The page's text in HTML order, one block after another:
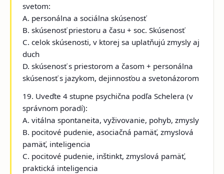
svetom:
A. personálna a sociálna skúsenosť
B. skúsenosť priestoru a času + soc. Skúsenosť
C. celok skúsenosti, v ktorej sa uplatňujú zmysly aj
duch
D. skúsenosť s priestorom a časom + personálna
skúsenosť s jazykom, dejinnosťou a svetonázorom
19. Uveďte 4 stupne psychična podľa Schelera (v
správnom poradí):
A. vitálna spontaneita, vyživovanie, pohyb, zmysly
B. pocitové pudenie, asociačná pamäť, zmyslová
pamäť, inteligencia
C. pocitové pudenie, inštinkt, zmyslová pamäť,
praktická inteligencia